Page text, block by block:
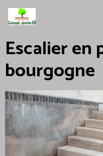
Escalier en
bourgogne